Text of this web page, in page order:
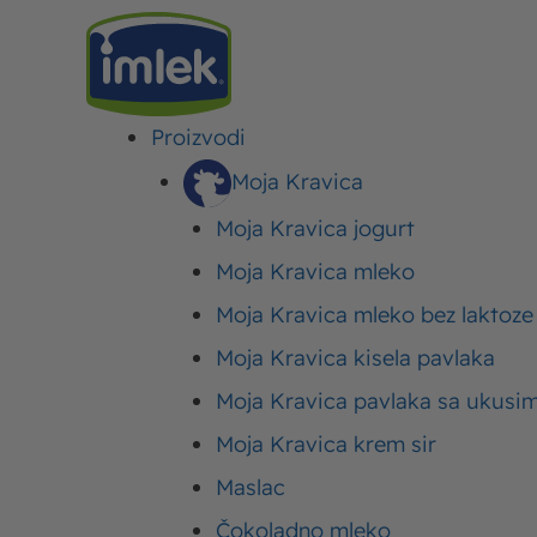
Proizvodi
Moja Kravica
Moja Kravica jogurt
Moja Kravica mleko
Moja Kravica mleko bez laktoze
Moja Kravica kisela pavlaka
Moja Kravica pavlaka sa
Moja Kravica krem sir
Maslac
Čokoladno mleko
RECEPTI ZA VEČERU > RAVIOLI SA SIROM I SPANAĆEM U KREM
Ravioli sa sirom i
29. avgust 2017. Ažurirano: 10. oktobar 2023.